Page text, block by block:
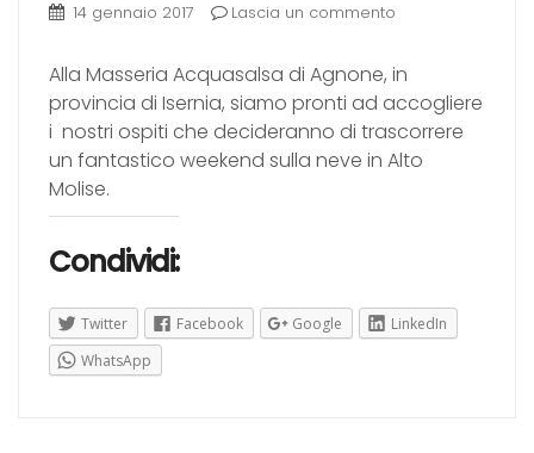
14 gennaio 2017 Lascia un commento
Alla Masseria Acquasalsa di Agnone, in
provincia di Isernia, siamo pronti ad accogliere
i nostri ospiti che decideranno di trascorrere
un fantastico weekend sulla neve in Alto
Molise.
Condividi:
Twitter Facebook Google
LinkedIn
WhatsApp